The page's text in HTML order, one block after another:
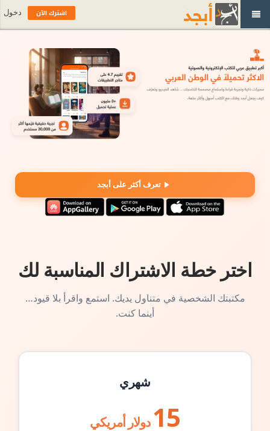
تعرف أكثر على أبجد
اختر خطة الاشتراك المناسبة لك
مكتبتك الشخصية في متناول يديك. استمع واقرأ بلا قيود…
أينما كنت.
شهري
15 دولار أمريكي
اشترك الآن دخول